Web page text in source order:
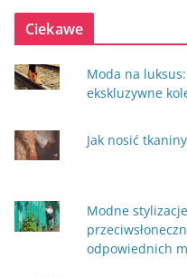
Ciekawe
Moda na
ekskluzywne
Jak nosić
Modne
odpowiednich